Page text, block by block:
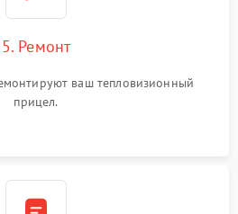
5. Ремонт
ваш тепловизионный
прицел.